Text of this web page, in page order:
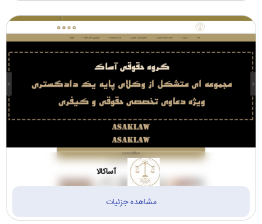
آساکالا
مشاهده جزئیات